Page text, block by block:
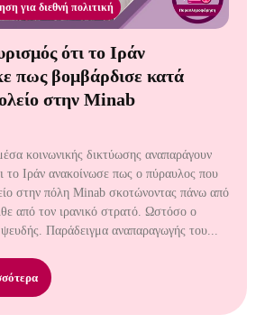
για διεθνή πολιτική
ότι το Ιράν
πως βομβάρδισε κατά
στην Minab
κοινωνικής δικτύωσης αναπαράγουν
το Ιράν ανακοίνωσε πως ο πύραυλος που
στην πόλη Minab σκοτώνοντας πάνω από
από τον ιρανικό στρατό. Ωστόσο ο
ισχυρισμός είναι ψευδής. Παράδειγμα αναπαραγωγής του...